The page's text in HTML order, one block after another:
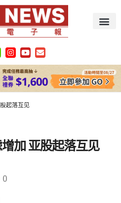
起落互见
加 亚股起落互见
0